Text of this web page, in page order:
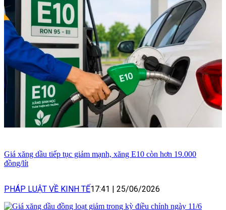
Giá xăng dầu tiếp tục giảm mạnh, xăng E10 còn hơn 19.000
đồng/lít
PHÁP LUẬT VỀ KINH TẾ17:41 | 25/06/2026